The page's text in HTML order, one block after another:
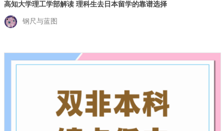
高知大学理工学部解读 理科生去日本留学的靠谱选择
钢尺与蓝图